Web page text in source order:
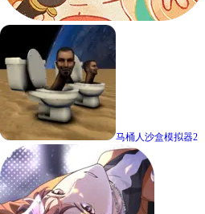
马桶人沙盒模拟器2